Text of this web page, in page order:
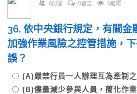
0討論 0留言 0追蹤
36. 依中央銀行規定，有關金
加強作業風險之控管措施，
誤？
(A)嚴禁行員一人辦理互為牽制
(B)儘量減少參與人員，簡化作